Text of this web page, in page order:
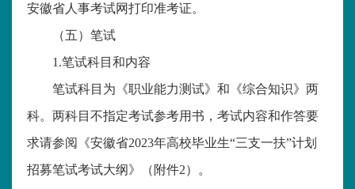
安徽省人事考试网打印准考证。
（五）笔试
1.笔试科目和内容
笔试科目为《职业能力测试》和《综合知识》两
科。两科目不指定考试参考用书，考试内容和作答要
求请参阅《安徽省2023年高校毕业生“三支一扶”计划
招募笔试考试大纲》（附件2）。